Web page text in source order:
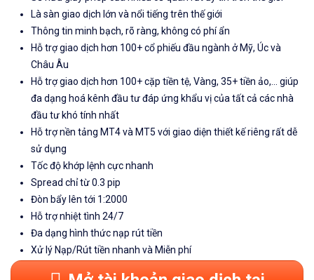
Là sàn giao dịch lớn và nổi tiếng trên thế giới
Thông tin minh bạch, rõ ràng, không có phí ẩn
Hỗ trợ giao dịch hơn 100+ cổ phiếu đầu ngành ở Mỹ, Úc và
Châu Âu
Hỗ trợ giao dịch hơn 100+ cặp tiền tệ, Vàng, 35+ tiền ảo,... giúp
đa dạng hoá kênh đầu tư đáp ứng khẩu vị của tất cả các nhà
đầu tư khó tính nhất
Hỗ trợ nền tảng MT4 và MT5 với giao diện thiết kế riêng rất dễ
sử dụng
Tốc độ khớp lệnh cực nhanh
Spread chỉ từ 0.3 pip
Đòn bẩy lên tới 1:2000
Hỗ trợ nhiệt tình 24/7
Đa dạng hình thức nạp rút tiền
Xử lý Nạp/Rút tiền nhanh và Miễn phí